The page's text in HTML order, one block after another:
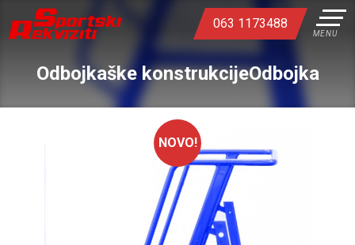
MENU
063 1173488
Odbojkaške konstrukcijeOdbojka
NOVO!